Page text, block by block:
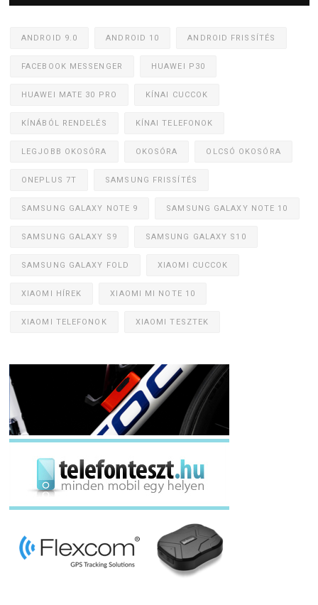
ANDROID 9.0 ANDROID 10 ANDROID FRISSÍTÉS
FACEBOOK MESSENGER HUAWEI P30
HUAWEI MATE 30 PRO KÍNAI CUCCOK
KÍNÁBÓL RENDELÉS KÍNAI TELEFONOK
LEGJOBB OKOSÓRA OKOSÓRA OLCSÓ OKOSÓRA
ONEPLUS 7T SAMSUNG FRISSÍTÉS
SAMSUNG GALAXY NOTE 9 SAMSUNG GALAXY NOTE 10
SAMSUNG GALAXY S9 SAMSUNG GALAXY S10
SAMSUNG GALAXY FOLD XIAOMI CUCCOK
XIAOMI HÍREK XIAOMI MI NOTE 10
XIAOMI TELEFONOK XIAOMI TESZTEK